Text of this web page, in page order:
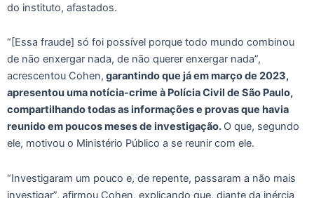
do instituto, afastados.
“[Essa fraude] só foi possível porque todo mundo combinou
de não enxergar nada, de não querer enxergar nada”,
acrescentou Cohen, garantindo que já em março de 2023,
apresentou uma notícia-crime à Polícia Civil de São Paulo,
compartilhando todas as informações e provas que havia
reunido em poucos meses de investigação. O que, segundo
ele, motivou o Ministério Público a se reunir com ele.
“Investigaram um pouco e, de repente, passaram a não mais
investigar”, afirmou Cohen, explicando que, diante da inércia